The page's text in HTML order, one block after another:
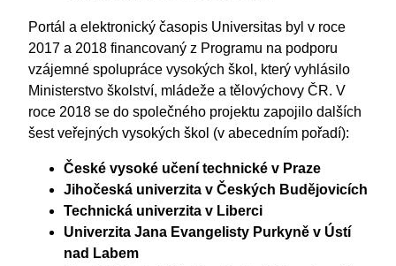
Portál a elektronický časopis Universitas byl v roce
2017 a 2018 financovaný z Programu na podporu
vzájemné spolupráce vysokých škol, který vyhlásilo
Ministerstvo školství, mládeže a tělovýchovy ČR. V
roce 2018 se do společného projektu zapojilo dalších
šest veřejných vysokých škol (v abecedním pořadí):
České vysoké učení technické v Praze
Jihočeská univerzita v Českých Budějovicích
Technická univerzita v Liberci
Univerzita Jana Evangelisty Purkyně v Ústí
nad Labem